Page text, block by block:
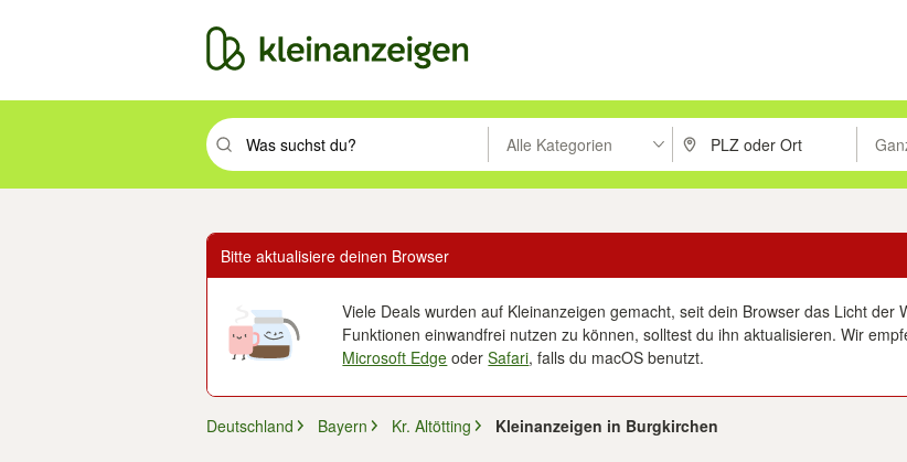
Suchbegriff eingeben. Eingabetaste drücken um zu suchen, oder Vorschläge mit den Pfeiltasten
Alle Kategorien PLZ oder Ort eingeben.
Bitte aktualisiere deinen Browser
Viele Deals wurden auf Kleinanzeigen gemacht, seit dein Browser das Licht der
Funktionen einwandfrei nutzen zu können, solltest du ihn aktualisieren. Wir
Microsoft Edge oderSafari, falls du macOS benutzt.
Deutschland Bayern Kr. Altötting Kleinanzeigen in Burgkirchen